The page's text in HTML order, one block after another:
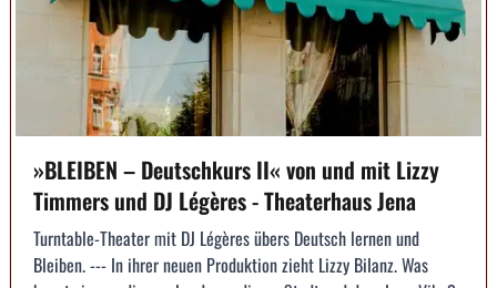
»BLEIBEN – Deutschkurs II« von und mit Lizzy
Timmers und DJ Légères - Theaterhaus Jena
Turntable-Theater mit DJ Légères übers Deutsch lernen und
Bleiben. --- In ihrer neuen Produktion zieht Lizzy Bilanz. Was